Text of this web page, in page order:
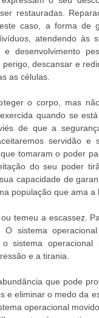
restauradas.
caso, a forma de
atendendo às
desenvolvimento
descansar e
as células.
o corpo, mas
quando se
de que a
servidão e
tomaram o poder
do seu poder
capacidade de
população que ama a
temeu a escassez.
sistema
sistema operacional
e a tirania.
que pode
e eliminar o medo da
operacional